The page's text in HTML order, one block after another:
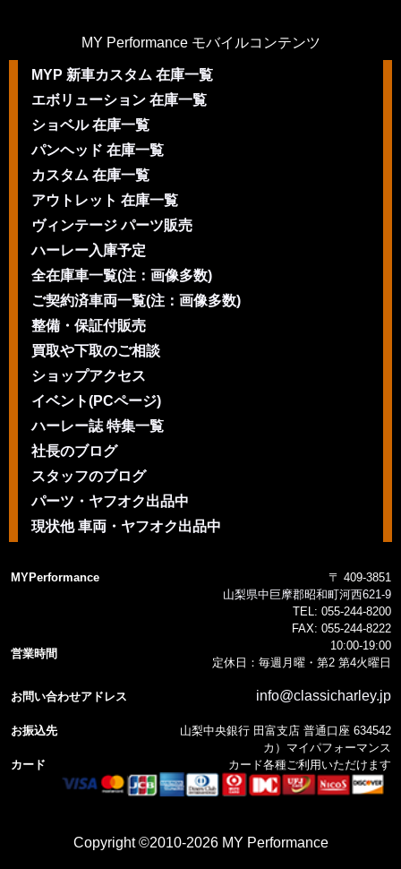
MY Performance モバイルコンテンツ
MYP 新車カスタム 在庫一覧
エボリューション 在庫一覧
ショベル 在庫一覧
パンヘッド 在庫一覧
カスタム 在庫一覧
アウトレット 在庫一覧
ヴィンテージ パーツ販売
ハーレー入庫予定
全在庫車一覧(注：画像多数)
ご契約済車両一覧(注：画像多数)
整備・保証付販売
買取や下取のご相談
ショップアクセス
イベント(PCページ)
ハーレー誌 特集一覧
社長のブログ
スタッフのブログ
パーツ・ヤフオク出品中
現状他 車両・ヤフオク出品中
MYPerformance
〒 409-3851
山梨県中巨摩郡昭和町河西621-9
TEL: 055-244-8200
FAX: 055-244-8222
営業時間
10:00-19:00
定休日：毎週月曜・第2 第4火曜日
お問い合わせアドレス info@classicharley.jp
お振込先
山梨中央銀行 田富支店 普通口座 634542
カ）マイパフォーマンス
カード
カード各種ご利用いただけます
Copyright ©2010-2026 MY Performance